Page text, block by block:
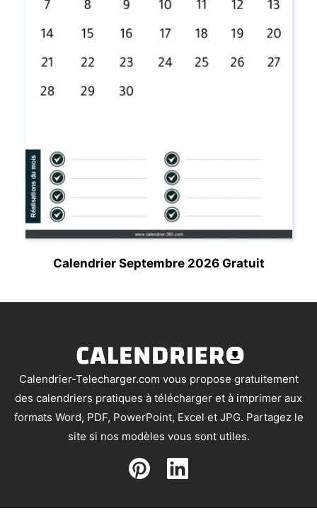
Calendrier Septembre 2026 Gratuit
Calendrier-Telecharger.com vous propose gratuitement
des calendriers pratiques à télécharger et à imprimer aux
formats Word, PDF, PowerPoint, Excel et JPG. Partagez le
site si nos modèles vous sont utiles.